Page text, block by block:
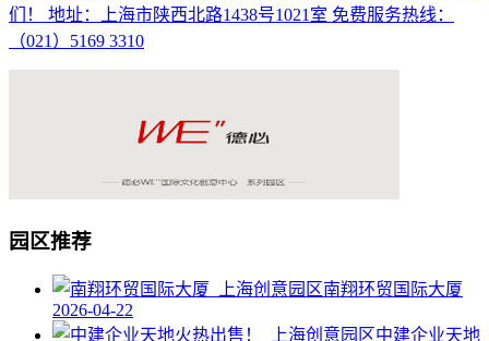
们！ 地址：上海市陕西北路1438号1021室 免费服务热线：
（021）5169 3310
园区推荐
南翔环贸国际大厦
2026-04-22
中建企业天地